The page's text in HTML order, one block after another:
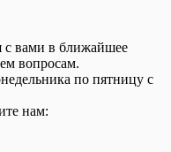
с вами в ближайшее
вопросам.
по пятницу с
нам: